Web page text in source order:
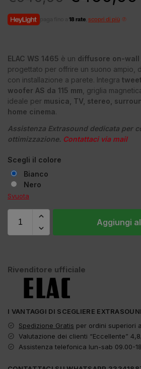
18 rate scopri di più
ELAC WS 1465 è un diffusore on-
progettato per offrire un suono ampio,
con installazione a parete. Integra
woofer AS da 115 mm , griglia
ideale per musica, TV, stereo,
home cinema.
Assistenza Extrasound dedicata per
ottimizzazione. Contattaci via mail
Scegli il colore
Bianco
Nero
Svuota
Aggiungi
Rivenditore ufficiale
I VANTAGGI DI SCEGLIERE
Spedizione Gratis per ordini superiori
Valutazione dei clienti “Eccellente”
Assistenza telefonica lun-sab 09.00-